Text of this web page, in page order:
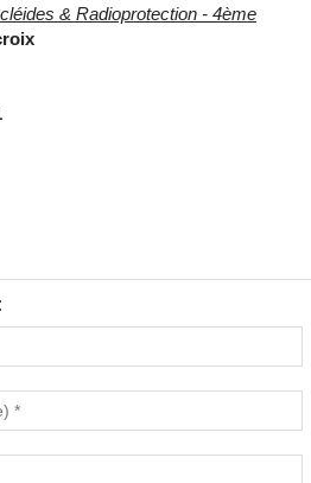
& Radioprotection - 4ème